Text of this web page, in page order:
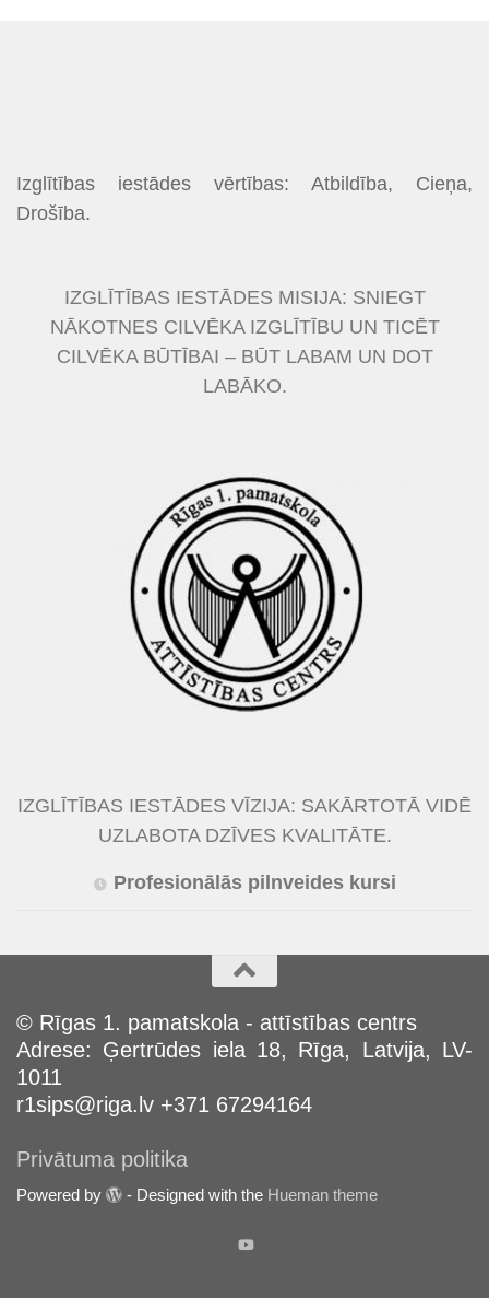
Izglītības iestādes vērtības: Atbildība, Cieņa,
Drošība.
IZGLĪTĪBAS IESTĀDES MISIJA: SNIEGT
NĀKOTNES CILVĒKA IZGLĪTĪBU UN TICĒT
CILVĒKA BŪTĪBAI – BŪT LABAM UN DOT
LABĀKO.
IZGLĪTĪBAS IESTĀDES VĪZIJA: SAKĀRTOTĀ VIDĒ
UZLABOTA DZĪVES KVALITĀTE.
Profesionālās pilnveides kursi
© Rīgas 1. pamatskola - attīstības centrs
Adrese: Ģertrūdes iela 18, Rīga, Latvija, LV-
1011
r1sips@riga.lv +371 67294164
Privātuma politika
Powered by - Designed with the Hueman theme